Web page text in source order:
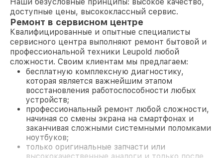
доступные цены, высококлассный сервис.
Ремонт в сервисном центре
Квалифицированные и опытные специалисты
сервисного центра выполняют ремонт бытовой и
профессиональной техники Leupold любой
сложности. Своим клиентам мы предлагаем:
бесплатную комплексную диагностику,
которая является важнейшим этапом
восстановления работоспособности любых
устройств;
профессиональный ремонт любой сложности,
начиная со смены экрана на смартфонах и
заканчивая сложными системными поломками
ноутбуков;
только оригинальные запчасти или